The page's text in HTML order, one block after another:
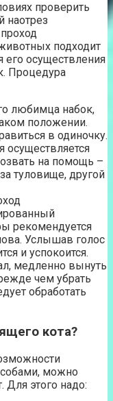
проверить
наотрез
подходит
его осуществления
Процедура
любимца набок,
положении.
в одиночку.
осуществляется
на помощь –
туловище, другой
рекомендуется
Услышав голос
и успокоится.
медленно вынуть
чем убрать
обработать
кота?
можно
Для этого надо: